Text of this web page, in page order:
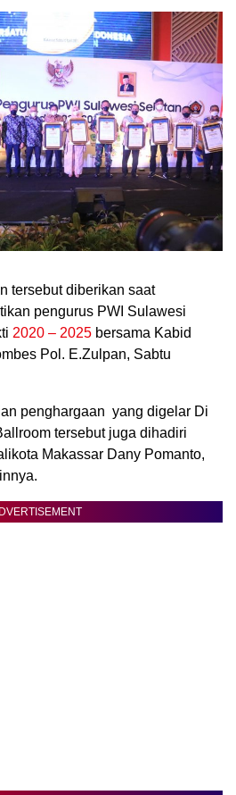
tersebut diberikan saat
pengurus PWI Sulawesi
2020 – 2025 bersama Kabid
Pol. E.Zulpan, Sabtu
penghargaan yang digelar Di
tersebut juga dihadiri
Makassar Dany Pomanto,